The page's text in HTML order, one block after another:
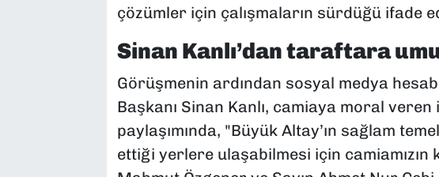
çözümler için çalışmaların sürdüğü ifade
Sinan Kanlı’dan taraftara
Görüşmenin ardından sosyal medya
Başkanı Sinan Kanlı, camiaya moral veren
paylaşımında, "Büyük Altay’ın sağlam
ettiği yerlere ulaşabilmesi için camiamızın